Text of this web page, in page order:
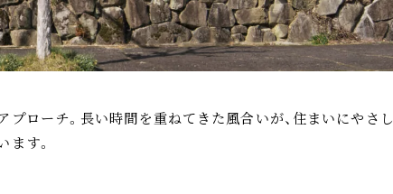
ローチ。長い時間を重ねてきた風合いが、住まいにやさし
ます。